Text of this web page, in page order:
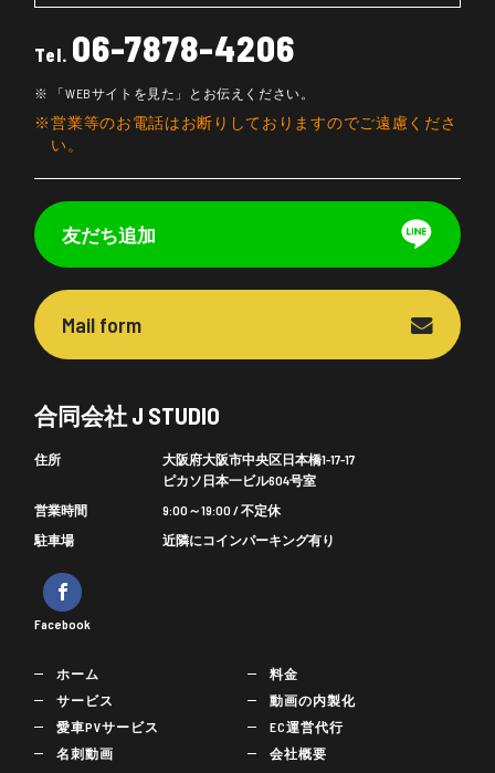
Tel. 06-7878-4206
「WEBサイトを見た」とお伝えください。
営業等のお電話はお断りしておりますのでご遠慮くださ
い。
友だち追加
Mail form
合同会社 J STUDIO
住所
大阪府大阪市中央区日本橋1-17-17
ピカソ日本一ビル604号室
営業時間
9:00～19:00 / 不定休
駐車場
近隣にコインパーキング有り
Facebook
ホーム
サービス
愛車PVサービス
名刺動画
料金
動画の内製化
EC運営代行
会社概要